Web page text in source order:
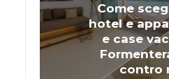
Come
hotel e
e case
contro